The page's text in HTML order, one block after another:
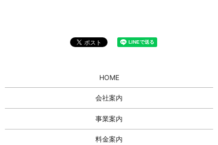
HOME
会社案内
事業案内
料金案内